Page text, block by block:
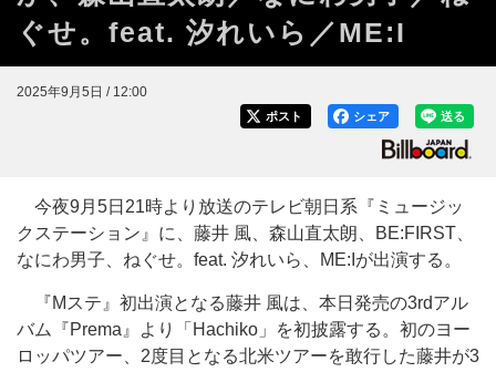
ぐせ。feat. 汐れいら／ME:I
2025年9月5日 / 12:00
送る
シェア
ポスト
今夜9月5日21時より放送のテレビ朝日系『ミュージッ
クステーション』に、藤井 風、森山直太朗、BE:FIRST、
なにわ男子、ねぐせ。feat. 汐れいら、ME:Iが出演する。
『Mステ』初出演となる藤井 風は、本日発売の3rdアル
バム『Prema』より「Hachiko」を初披露する。初のヨー
ロッパツアー、2度目となる北米ツアーを敢行した藤井が3